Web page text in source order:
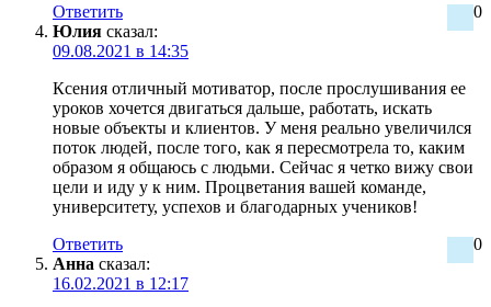
0
Ответить
Юлия сказал:
09.08.2021 в 14:35
Ксения отличный мотиватор, после прослушивания ее
уроков хочется двигаться дальше, работать, искать
новые объекты и клиентов. У меня реально увеличился
поток людей, после того, как я пересмотрела то, каким
образом я общаюсь с людьми. Сейчас я четко вижу свои
цели и иду у к ним. Процветания вашей команде,
университету, успехов и благодарных учеников!
0
Ответить
Анна сказал:
16.02.2021 в 12:17